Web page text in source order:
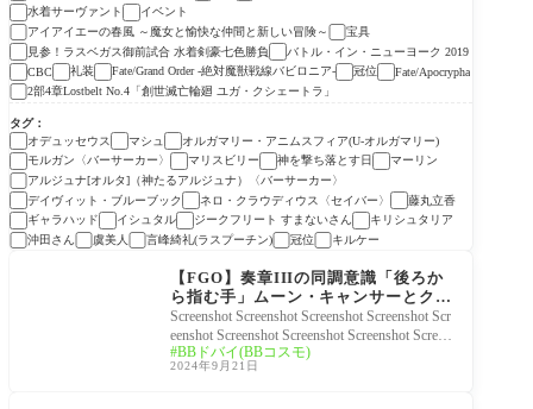
水着サーヴァント
イベント
アイアイエーの春風 ～魔女と愉快な仲間と新しい冒険～
宝具
見参！ラスベガス御前試合 水着剣豪七色勝負
バトル・イン・ニューヨーク 2019
CBC
礼装 Fate/Grand Order -絶対魔獣戦線バビロニア- 冠位
Fate/Apocrypha
2部4章Lostbelt No.4「創世滅亡輪廻 ユガ・クシェートラ」
タグ
オデュッセウス
マシュ
オルガマリー・アニムスフィア(U-オルガマリー)
モルガン〈バーサーカー〉
マリスビリー 神を撃ち落とす日
マーリン
アルジュナ[オルタ]（神たるアルジュナ）〈バーサーカー〉
デイヴィット・ブルーブック
ネロ・クラウディウス〈セイバー〉
藤丸立香
ギャラハッド
イシュタル ジークフリート すまないさん
キリシュタリア
沖田さん
虞美人 言峰綺礼(ラスプーチン) 冠位 キルケー
FGO考察[Fate/Grand O
【FGO】奏章IIIの同調意識「後ろか
ら指む手」ムーン・キャンサーとクラ
スのムーンキャンサー考察
Screenshot Screenshot Screenshot Screenshot Scr
eenshot Screenshot Screenshot Screenshot Screen
shot Screenshot Screenshot Screenshot Screensho
t
BBドバイ(BBコスモ)
2024年9月21日